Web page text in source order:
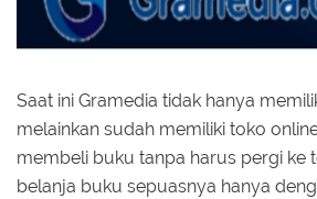
Saat ini Gramedia tidak hanya
melainkan sudah memiliki toko
membeli buku tanpa harus pergi ke
belanja buku sepuasnya hanya